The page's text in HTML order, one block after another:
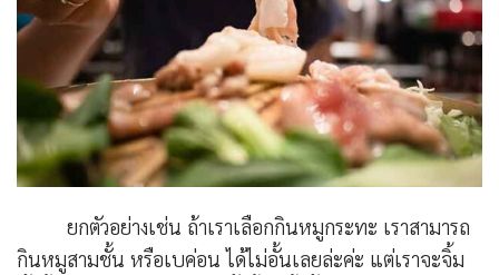
ยกตัวอย่างเช่น ถ้าเราเลือกกินหมูกระทะ เราสามารถ
กินหมูสามชั้น หรือเบค่อน ได้ไม่อั้นเลยล่ะค่ะ แต่เราจะจิ้ม